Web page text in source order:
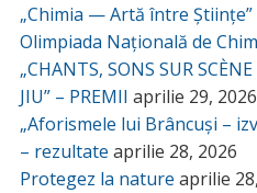
„Chimia — Artă între Științe”
Olimpiada Națională de
„CHANTS, SONS SUR
JIU” – PREMII aprilie 29, 2026
„Aforismele lui Brâncuși –
– rezultate aprilie 28, 2026
Protegez la nature aprilie